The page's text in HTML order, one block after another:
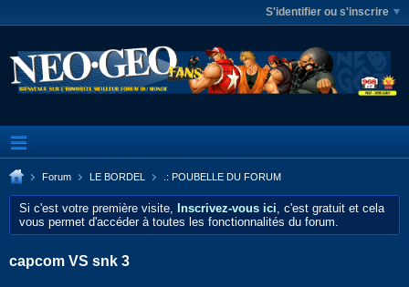
S'identifier ou s'inscrire
Forum LE BORDEL .: POUBELLE DU FORUM
Si c'est votre première visite, Inscrivez-vous ici, c'est gratuit et cela
vous permet d'accéder à toutes les fonctionnalités du forum.
capcom VS snk 3